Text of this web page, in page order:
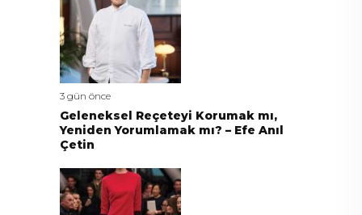
3 gün önce
Geleneksel Reçeteyi Korumak mı,
Yeniden Yorumlamak mı? – Efe Anıl
Çetin